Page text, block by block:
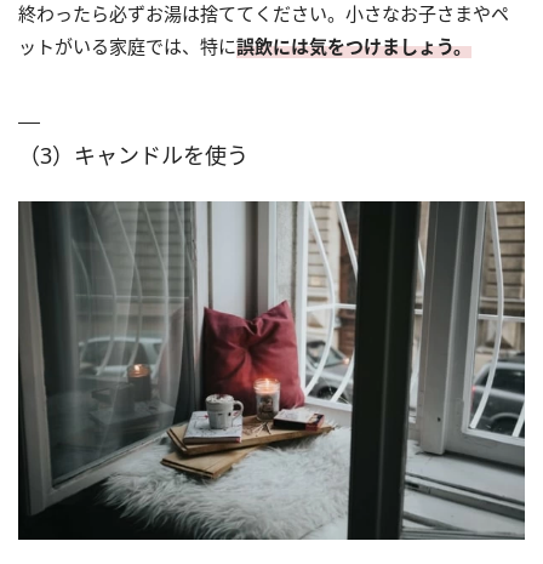
終わったら必ずお湯は捨ててください。小さなお子さまやペ
ットがいる家庭では、特に誤飲には気をつけましょう。
（3）キャンドルを使う